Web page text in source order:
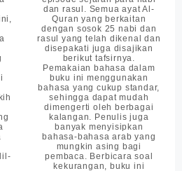
dan rasul. Semua ayat Al-
Quran yang berkaitan
dengan sosok 25 nabi dan
rasul yang telah dikenal dan
disepakati juga disajikan
berikut tafsirnya.
Pemakaian bahasa dalam
buku ini menggunakan
bahasa yang cukup standar,
sehingga dapat mudah
dimengerti oleh berbagai
kalangan. Penulis juga
banyak menyisipkan
bahasa-bahasa arab yang
mungkin asing bagi
pembaca. Berbicara soal
kekurangan, buku ini